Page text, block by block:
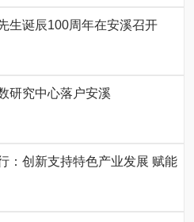
生诞辰100周年在安溪召开
研究中心落户安溪
：创新支持特色产业发展 赋能